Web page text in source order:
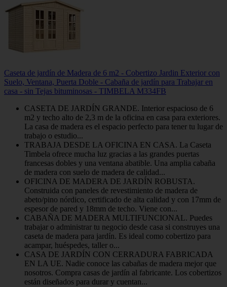
Caseta de jardín de Madera de 6 m2 - Cobertizo Jardin Exterior con
Suelo, Ventana, Puerta Doble - Cabaña de jardín para Trabajar en
casa - sin Tejas bituminosas - TIMBELA M334FB
CASETA DE JARDÍN GRANDE. Interior espacioso de 6
m2 y techo alto de 2,3 m de la oficina en casa para exteriores.
La casa de madera es el espacio perfecto para tener tu lugar de
trabajo o estudio...
TRABAJA DESDE LA OFICINA EN CASA. La Caseta
Timbela ofrece mucha luz gracias a las grandes puertas
francesas dobles y una ventana abatible. Una amplia cabaña
de madera con suelo de madera de calidad...
OFICINA DE MADERA DE JARDÍN ROBUSTA.
Construida con paneles de revestimiento de madera de
abeto/pino nórdico, certificado de alta calidad y con 17mm de
espesor de pared y 18mm de techo. Viene con...
CABAÑA DE MADERA MULTIFUNCIONAL. Puedes
trabajar o administrar tu negocio desde casa si construyes una
caseta de madera para jardín. Es ideal como cobertizo para
acampar, huéspedes, taller o...
CASA DE JARDÍN CON CERRADURA FABRICADA
EN LA UE. Nadie conoce las cabañas de madera mejor que
nosotros. Compra casas de jardín al fabricante. Los cobertizos
están diseñados para durar y cuentan...